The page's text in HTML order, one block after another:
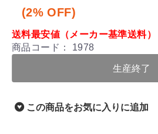
(2% OFF)
送料最安値（メーカー基準送料）
商品コード： 1978
生産終了
この商品をお気に入りに追加